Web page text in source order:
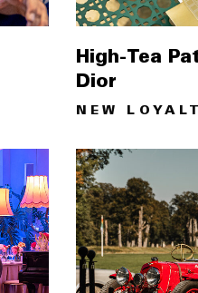
High-Tea
Dior
NEW